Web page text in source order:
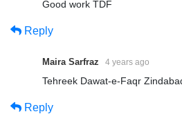
Good work TDF
Reply
Maira Sarfraz 4 years ago
Tehreek Dawat-e-Faqr
Reply